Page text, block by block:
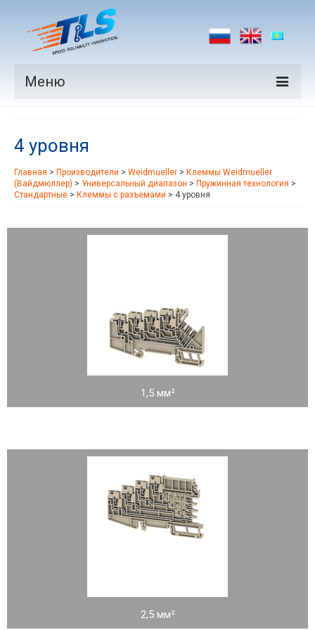
Меню
Производители
Рынки
4 уровня
Главная > Производители > Weidmueller > Клеммы Weidmueller
(Вайдмюллер) > Универсальный диапазон > Пружинная технология >
Стандартные > Клеммы с разъемами > 4 уровня
1,5 мм²
2,5 мм²